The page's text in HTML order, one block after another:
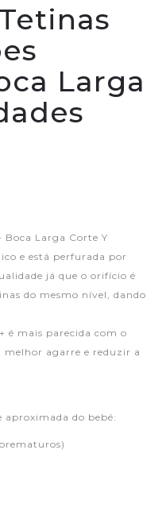
Larga
Boca Larga Corte Y
e está perfurada por
já que o orifício é
do mesmo nível, dando
é mais parecida com o
agarre e reduzir a
aproximada do bebé: